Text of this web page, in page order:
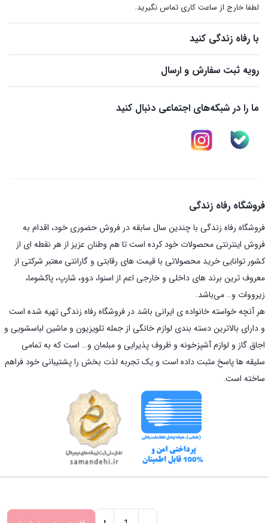
لطفا خارج از ساعت کاری تماس نگیرید.
با رفاه زندگی کنید
رویه ثبت سفارش و ارسال
ما را در شبکه‌های اجتماعی دنبال کنید
فروشگاه رفاه زندگی
فروشگاه رفاه زندگی با چندین سال سابقه در فروش حضوری خود، اقدام به
فروش اینترنتی محصولات خود کرده است تا هم وطنان عزیز از هر نقطه ای از
کشور توانایی خرید محصولاتی با قیمت های رقابتی و گارانتی معتبر شرکتی از
معروف ترین برند های داخلی و خارجی اعم از اسنوا، دوو، شارپ، پاکشوما،
زیرووات و.. می‌باشد.
هر آنچه خواسته خانواده ی ایرانی باشد در فروشگاه رفاه زندگی تهیه شده است
و دارای بالاترین دسته بندی لوازم خانگی از جمله تلویزیون و ماشین لباسشویی و
اجاق گاز و لوازم آشپزخونه و ظروف پذیرایی و مبلمان و… است که به تمامی
سلیقه ها پاسخ مثبت داده است و یک تجربه لذت بخش را پشتیبانی خود فراهم
ساخته است.